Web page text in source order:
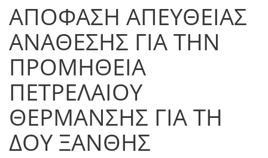
ΑΠΟΦΑΣΗ ΑΠΕΥΘΕΙΑΣ
ΑΝΑΘΕΣΗΣ ΓΙΑ ΤΗΝ
ΠΡΟΜΗΘΕΙΑ
ΠΕΤΡΕΛΑΙΟΥ
ΘΕΡΜΑΝΣΗΣ ΓΙΑ ΤΗ
ΔΟΥ ΞΑΝΘΗΣ